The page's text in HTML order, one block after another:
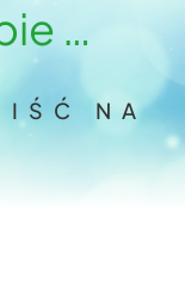
…
IŚĆ NA